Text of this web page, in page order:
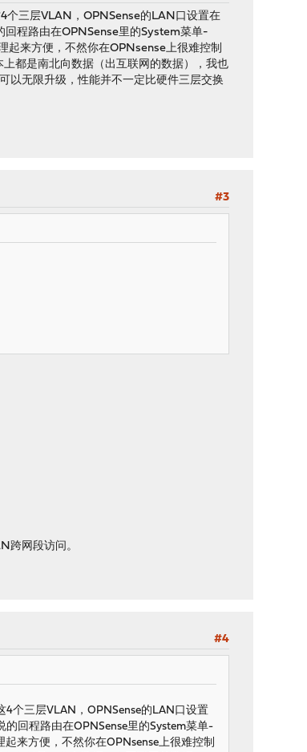
个三层VLAN，OPNSense的LAN口设置在
回程路由在OPNSense里的System菜单-
起来方便，不然你在OPNsense上很难控制
都是南北向数据（出互联网的数据），我也
以无限升级，性能并不一定比硬件三层交换
#3
跨网段访问。
#4
个三层VLAN，OPNSense的LAN口设置
的回程路由在OPNSense里的System菜单-
来方便，不然你在OPNsense上很难控制